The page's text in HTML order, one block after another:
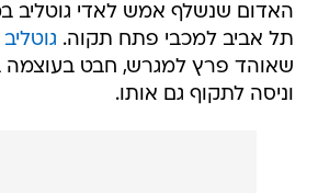
האדום שנשלף אמש לאדי גוטליב
תל אביב למכבי פתח תקוה.
שאוהד פרץ למגרש, חבט בעוצמה
וניסה לתקוף גם אותו.